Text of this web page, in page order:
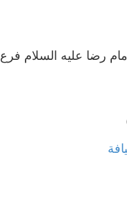
عليه السلام فرع 2 فندق كيانا